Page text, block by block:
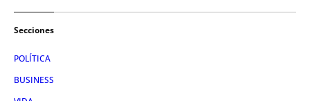
Secciones
POLÍTICA
BUSINESS